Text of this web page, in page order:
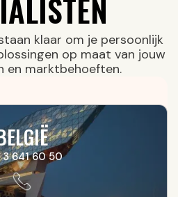
klaar om je persoonlijk
op maat van jouw
en marktbehoeften.
3 641 60 50